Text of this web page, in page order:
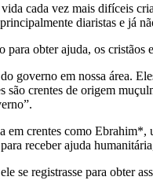
cada vez mais difíceis
diaristas e já
para obter ajuda, os cristãos
governo em nossa área.
são crentes de origem
em crentes como
receber ajuda
se registrasse para obter